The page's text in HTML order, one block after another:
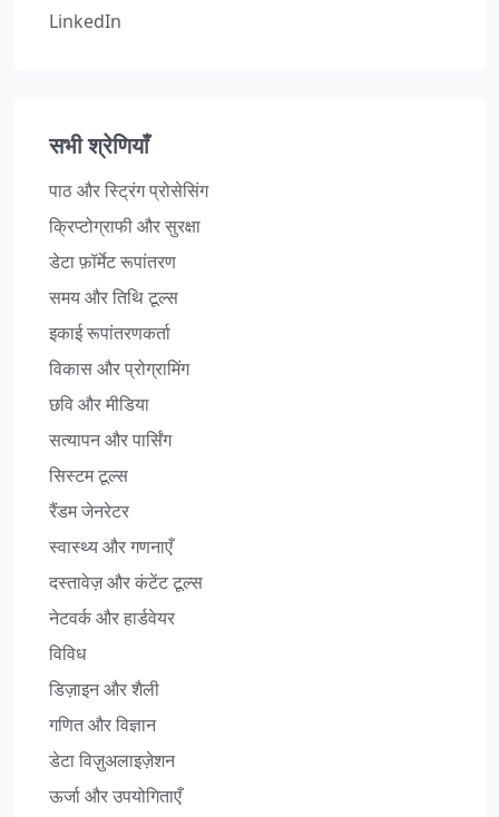
LinkedIn
सभी श्रेणियाँ
पाठ और स्ट्रिंग प्रोसेसिंग
क्रिप्टोग्राफी और सुरक्षा
डेटा फ़ॉर्मेट रूपांतरण
समय और तिथि टूल्स
इकाई रूपांतरणकर्ता
विकास और प्रोग्रामिंग
छवि और मीडिया
सत्यापन और पार्सिंग
सिस्टम टूल्स
रैंडम जेनरेटर
स्वास्थ्य और गणनाएँ
दस्तावेज़ और कंटेंट टूल्स
नेटवर्क और हार्डवेयर
विविध
डिज़ाइन और शैली
गणित और विज्ञान
डेटा विज़ुअलाइज़ेशन
ऊर्जा और उपयोगिताएँ